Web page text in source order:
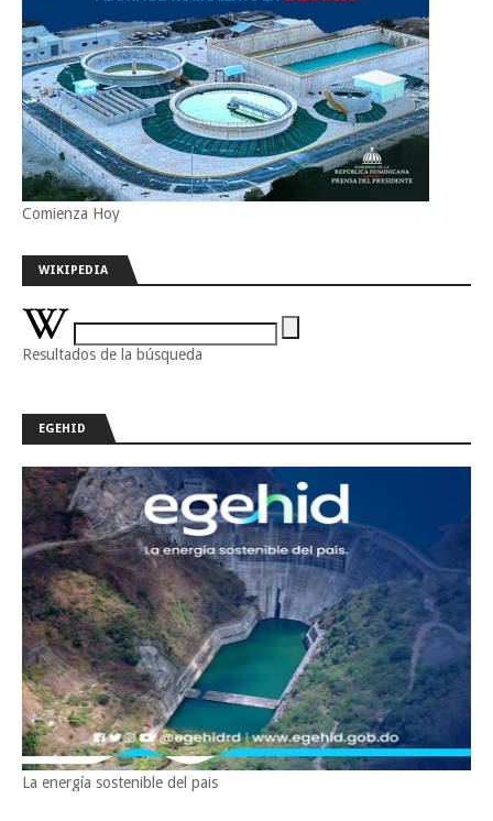
Comienza Hoy
WIKIPEDIA
Resultados de la búsqueda
EGEHID
La energía sostenible del pais